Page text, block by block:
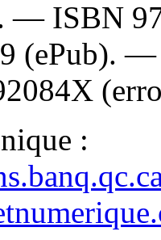
— ISBN
(ePub).
: